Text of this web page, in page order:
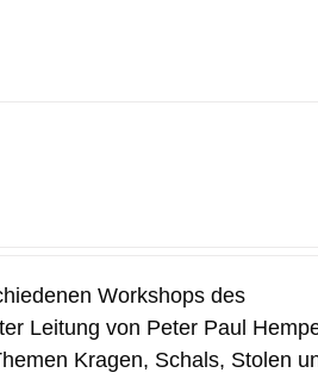
Workshops des
Leitung von Peter Paul
Kragen, Schals, Stolen